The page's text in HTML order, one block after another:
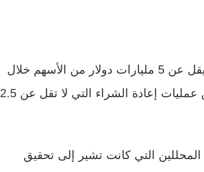
وفي شهر يونيو، أعلنت شل عن خطة لإعادة شراء ما لا يقل عن 5 مليارات دولار من الأسهم خلال
النصف الثاني من العام الجاري، ومن المتوقع الإعلان عن عمليات إعادة الشراء التي لا تقل عن 2.5
التي كانت تشير إلى تحقيق